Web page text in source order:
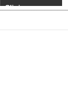
Clinica